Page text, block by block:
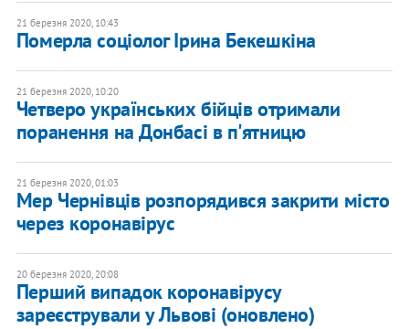
21 березня 2020, 10:43
Померла соціолог Ірина Бекешкіна
21 березня 2020, 10:20
Четверо українських бійців отримали
поранення на Донбасі в п'ятницю
21 березня 2020, 01:03
Мер Чернівців розпорядився закрити місто
через коронавірус
20 березня 2020, 20:08
Перший випадок коронавірусу
зареєстрували у Львові (оновлено)